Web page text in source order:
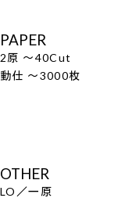
PAPER
2原 ～40Cut
動仕 ～3000枚
OTHER
LO／一原